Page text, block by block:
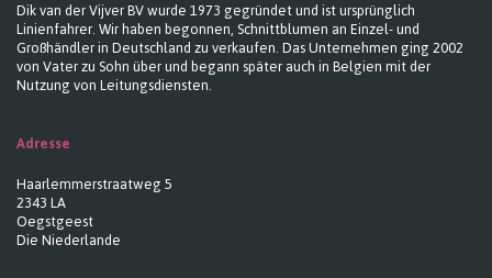
Dik van der Vijver BV wurde 1973 gegründet und ist ursprünglich
Linienfahrer. Wir haben begonnen, Schnittblumen an Einzel- und
Großhändler in Deutschland zu verkaufen. Das Unternehmen ging 2002
von Vater zu Sohn über und begann später auch in Belgien mit der
Nutzung von Leitungsdiensten.
Adresse
Haarlemmerstraatweg 5
2343 LA
Oegstgeest
Die Niederlande